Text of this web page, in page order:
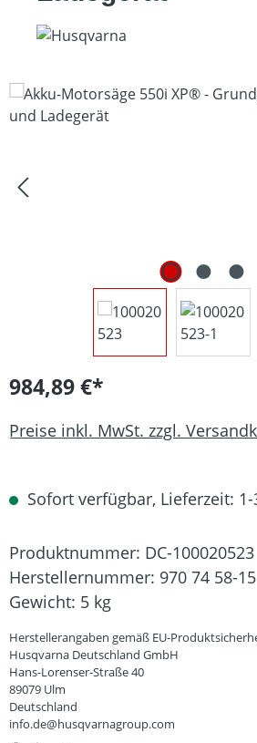
Bildergalerie überspringen
984,89 €*
Preise inkl. MwSt. zzgl.
Sofort verfügbar, Lieferzeit: 1-
Produktnummer: DC-100020523
Herstellernummer: 970 74 58-15
Gewicht: 5 kg
Herstellerangaben gemäß EU-
Husqvarna Deutschland GmbH
Hans-Lorenser-Straße 40
89079 Ulm
Deutschland
info.de@husqvarnagroup.com